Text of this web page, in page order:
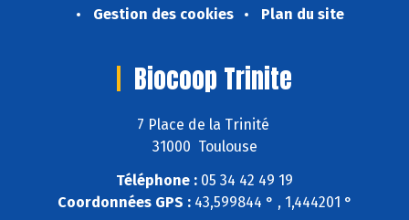
Gestion des cookies
Plan du site
Biocoop Trinite
7 Place de la Trinité
31000 Toulouse
Téléphone : 05 34 42 49 19
Coordonnées GPS :43,599844 ° , 1,444201 °